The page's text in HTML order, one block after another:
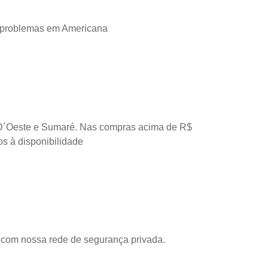
em Americana
e Sumaré. Nas compras acima de R$
à disponibilidade
nossa rede de segurança privada.